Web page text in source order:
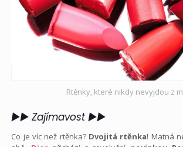
Rtěnky, které nikdy nevyjdou z
►► Zajímavost ►►
Co je víc než rtěnka? Dvojitá rtěnka! Matná